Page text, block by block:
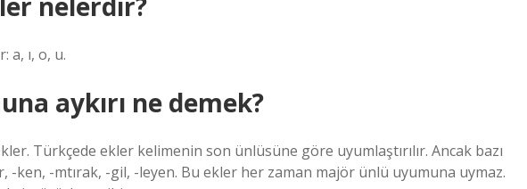
a, ı, o, u.
aykırı ne demek?
Türkçede ekler kelimenin son ünlüsüne göre uyumlaştırılır. Ancak bazı
-ken, -mtırak, -gil, -leyen. Bu ekler her zaman majör ünlü uyumuna uymaz.